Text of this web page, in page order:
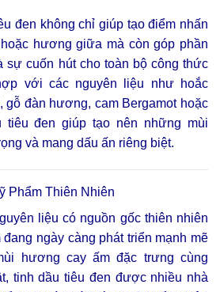
đen không chỉ giúp tạo điểm nhấn
hương giữa mà còn góp phần
sự cuốn hút cho toàn bộ công thức
với các nguyên liệu như hoắc
đàn hương, cam Bergamot hoặc
tiêu đen giúp tạo nên những mùi
và mang dấu ấn riêng biệt.
Phẩm Thiên Nhiên
liệu có nguồn gốc thiên nhiên
ngày càng phát triển mạnh mẽ
hương cay ấm đặc trưng cùng
tinh dầu tiêu đen được nhiều nhà